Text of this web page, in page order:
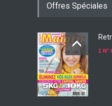
Offres Spéciales
1 N°